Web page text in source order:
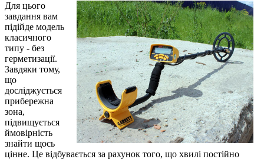
Для цього
завдання вам
підійде модель
класичного
типу - без
герметизації.
Завдяки тому,
що
досліджується
прибережна
зона,
підвищується
ймовірність
знайти щось
цінне. Це відбувається за рахунок того, що хвилі постійно